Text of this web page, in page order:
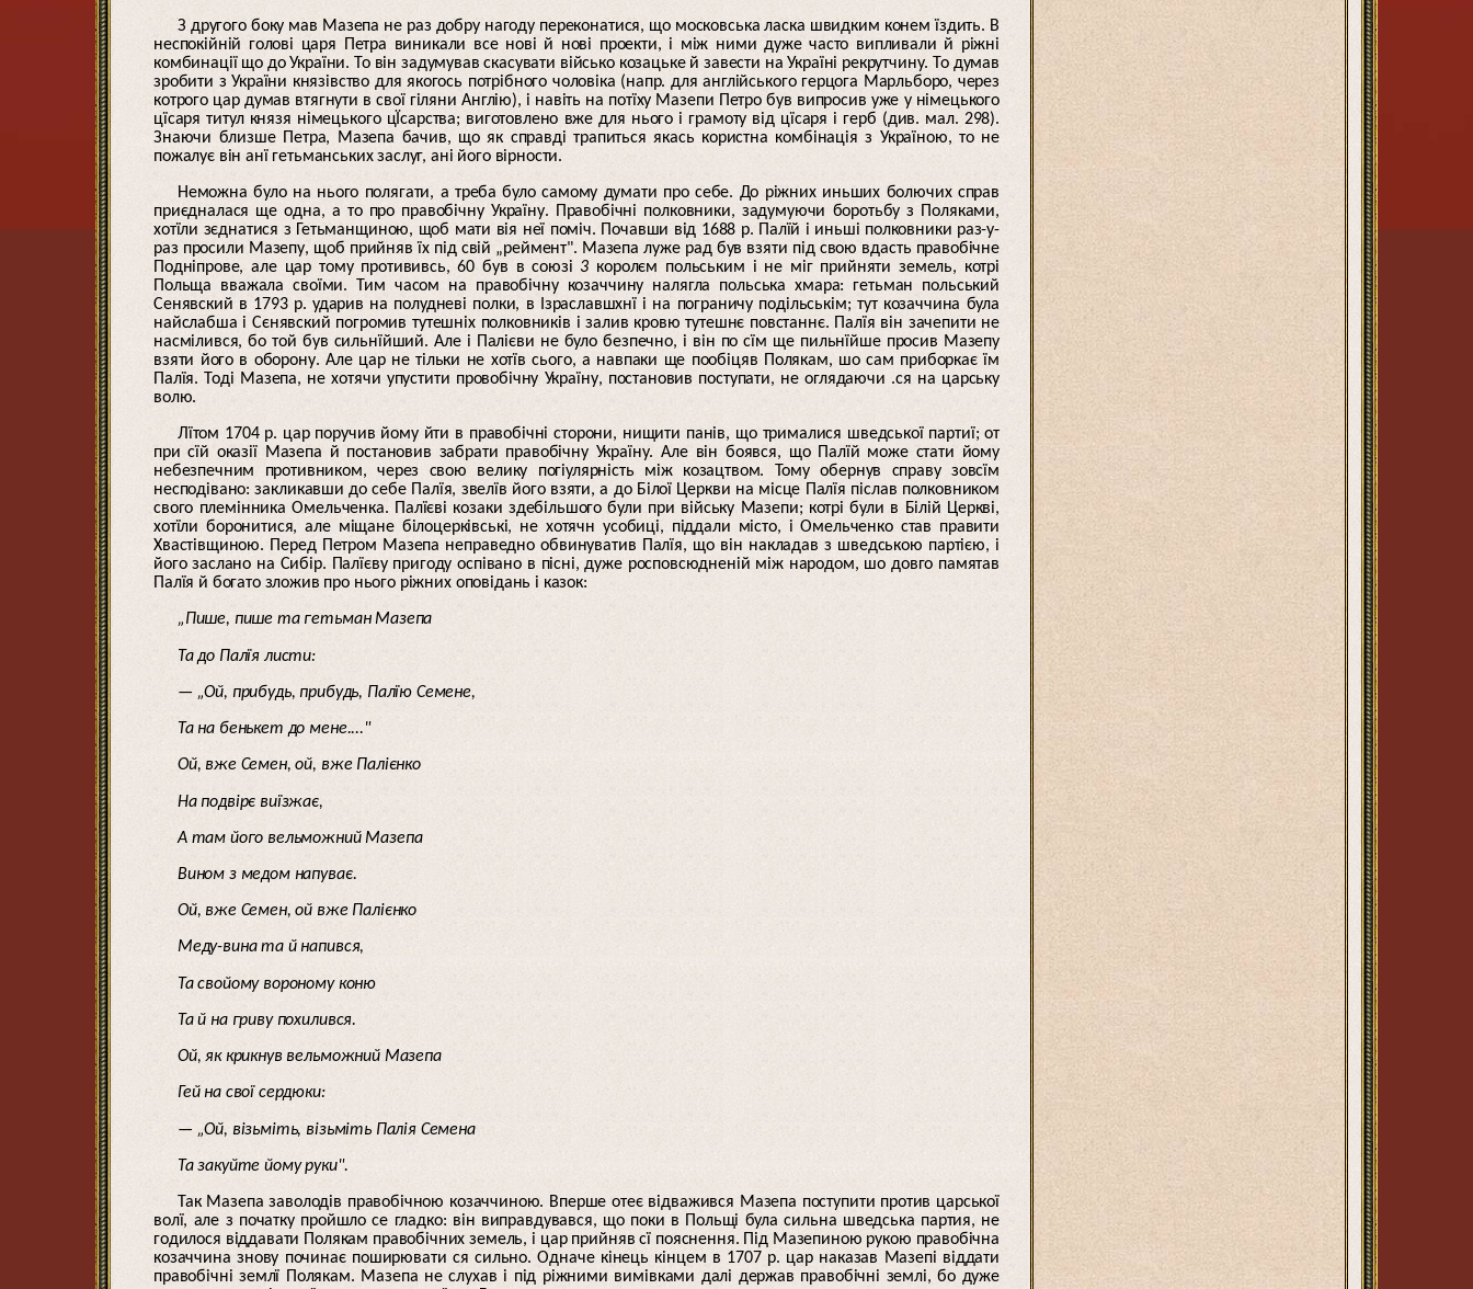
З другого боку мав Мазепа не раз добру нагоду переконатися, що московська ласка швидким конем їздить. В
неспокійній голові царя Петра виникали все нові й нові проекти, і між ними дуже часто випливали й ріжні
комбинації що до України. То він задумував скасувати військо козацьке й завести на Україні рекрутчину. То думав
зробити з України князівство для якогось потрібного чоловіка (напр. для англійського герцога Марльборо, через
котрого цар думав втягнути в свої гіляни Англію), і навіть на потїху Мазепи Петро був випросив уже у німецького
цїсаря титул князя німецького цЇсарства; виготовлено вже для нього і грамоту від цїсаря і герб (див. мал. 298).
Знаючи близше Петра, Мазепа бачив, що як справді трапиться якась користна комбінація з Україною, то не
пожалує він анї гетьманських заслуг, ані його вірности.
Неможна було на нього полягати, а треба було самому думати про себе. До ріжних иньших болючих справ
приєдналася ще одна, а то про правобічну Україну. Правобічні полковники, задумуючи боротьбу з Поляками,
хотїли зєднатися з Гетьманщиною, щоб мати вія неї поміч. Почавши від 1688 р. Палїй і иньші полковники раз-у-
раз просили Мазепу, щоб прийняв їх під свій „реймент". Мазепа луже рад був взяти під свою вдасть правобічне
Подніпрове, але цар тому протививсь, 60 був в союзі 3 королєм польським і не міг прийняти земель, котрі
Польща вважала своїми. Тим часом на правобічну козаччину налягла польська хмара: гетьман польський
Сенявский в 1793 р. ударив на полудневі полки, в Ізраславшхнї і на пограничу подільськім; тут козаччина була
найслабша і Сєнявский погромив тутешніх полковників і залив кровю тутешнє повстаннє. Палїя він зачепити не
насмілився, бо той був сильнїйший. Але і Палієви не було безпечно, і він по сїм ще пильнїйше просив Мазепу
взяти його в оборону. Але цар не тільки не хотїв сього, а навпаки ще пообіцяв Полякам, шо сам приборкає їм
Палїя. Тоді Мазепа, не хотячи упустити провобічну Україну, постановив поступати, не оглядаючи .ся на царську
волю.
Лїтом 1704 р. цар поручив йому йти в правобічні сторони, нищити панів, що трималися шведської партиї; от
при сїй оказії Мазепа й постановив забрати правобічну Україну. Але він боявся, що Палїй може стати йому
небезпечним противником, через свою велику погіулярність між козацтвом. Тому обернув справу зовсїм
несподівано: закликавши до себе Палїя, звелїв його взяти, а до Білої Церкви на місце Палїя післав полковником
свого племінника Омельченка. Палїєві козаки здебільшого були при війську Мазепи; котрі були в Білій Церкві,
хотїли боронитися, але міщане білоцерківські, не хотячн усобиці, піддали місто, і Омельченко став правити
Хвастівщиною. Перед Петром Мазепа неправедно обвинуватив Палїя, що він накладав з шведською партією, і
його заслано на Сибір. Палїєву пригоду оспівано в пісні, дуже росповсюдненій між народом, шо довго памятав
Палїя й богато зложив про нього ріжних оповідань і казок:
„Пише, пише та гетьман Мазепа
Та до Палїя листи:
— „Ой, прибудь, прибудь, Палїю Семене,
Та на бенькет до мене...."
Ой, вже Семен, ой, вже Палієнко
На подвірє виїзжає,
А там його вельможний Мазепа
Вином з медом напуває.
Ой, вже Семен, ой вже Палієнко
Меду-вина та й напився,
Та свойому вороному коню
Та й на гриву похилився.
Ой, як крикнув вельможний Мазепа
Гей на свої сердюки:
— „Ой, візьміть, візьміть Палія Семена
Та закуйте йому руки".
Так Мазепа заволодів правобічною козаччиною. Вперше отеє відважився Мазепа поступити против царської
волї, але з початку пройшло се гладко: він виправдувався, що поки в Польщі була сильна шведська партия, не
годилося віддавати Полякам правобічних земель, і цар прийняв сї пояснення. Під Мазепиною рукою правобічна
козаччина знову починає поширювати ся сильно. Одначе кінець кінцем в 1707 р. цар наказав Мазепі віддати
правобічні землї Полякам. Мазепа не слухав і під ріжними вимівками далі держав правобічні землі, бо дуже